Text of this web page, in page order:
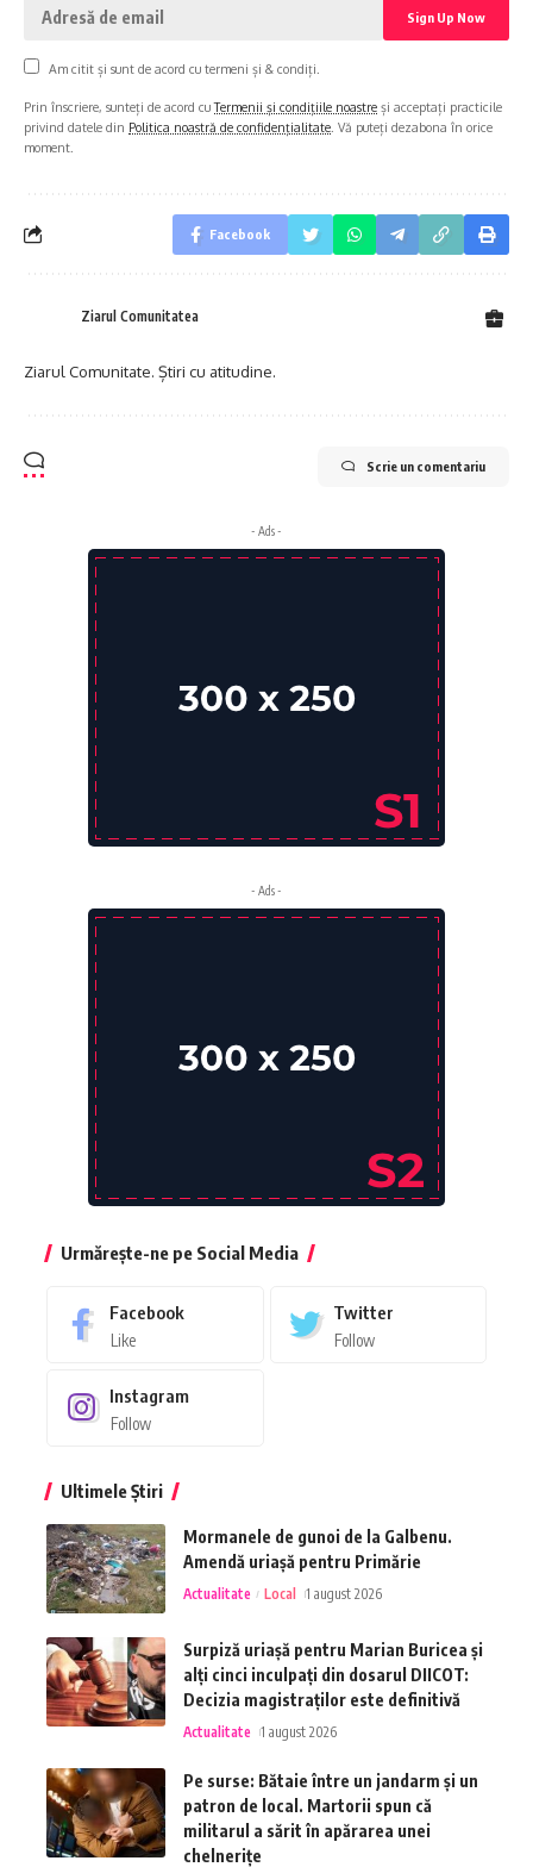
Am citit și sunt de acord cu termeni și & condiți.
Prin înscriere, sunteți de acord cuTermenii și condițiile noastre și acceptați practicile
privind datele din Politica noastră de confidențialitate . Vă puteți dezabona în orice
moment.
Facebook
Ziarul Comunitatea
Ziarul Comunitate. Știri cu atitudine.
Scrie un comentariu
- Ads -
- Ads -
Urmărește-ne pe Social Media
Facebook
Like
Twitter
Follow
Instagram
Follow
Ultimele Știri
Mormanele de gunoi de la Galbenu.
Amendă uriașă pentru Primărie
Actualitate Local 1 august 2026
Surpiză uriașă pentru Marian Buricea și
alți cinci inculpați din dosarul DIICOT:
Decizia magistraților este definitivă
Actualitate 1 august 2026
Pe surse: Bătaie între un jandarm și un
patron de local. Martorii spun că
militarul a sărit în apărarea unei
chelnerițe